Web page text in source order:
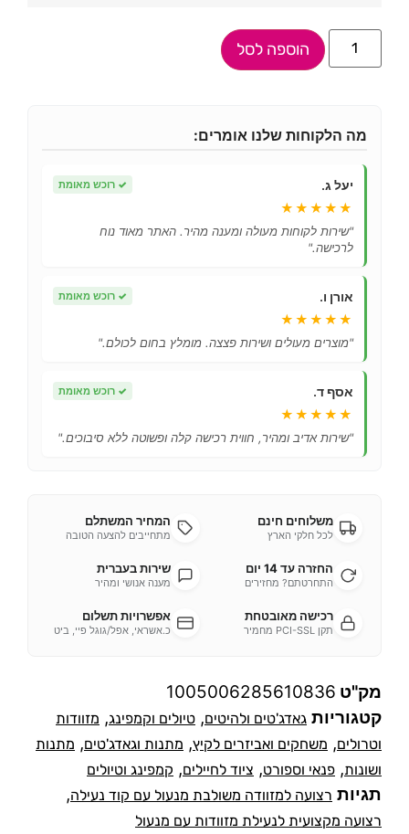
הוספה לסל
מה הלקוחות שלנו אומרים:
יעל ג. ✓ רוכש מאומת
★★★★★
"שירות לקוחות מעולה ומענה מהיר. האתר מאוד נוח
לרכישה."
אורן ו. ✓ רוכש מאומת
★★★★★
"מוצרים מעולים ושירות פצצה. מומלץ בחום לכולם."
אסף ד. ✓ רוכש מאומת
★★★★★
"שירות אדיב ומהיר, חווית רכישה קלה ופשוטה ללא סיבוכים."
משלוחים חינם
לכל חלקי הארץ
המחיר המשתלם
מתחייבים להצעה הטובה
החזרה עד 14 יום
התחרטתם? מחזירים
שירות בעברית
מענה אנושי ומהיר
רכישה מאובטחת
תקן PCI-SSL מחמיר
אפשרויות תשלום
כ.אשראי, אפל/גוגל פיי, ביט
מק"ט 1005006285610836
קטגוריות גאדג'טים ולהיטים, טיולים וקמפינג, מזוודות
וטרולים, משחקים ואביזרים לקיץ, מתנות וגאדג'טים, מתנות
ושונות, פנאי וספורט, ציוד לחיילים, קמפינג וטיולים
תגיות רצועה למזוודה משולבת מנעול עם קוד נעילה,
רצועה מקצועית לנעילת מזוודות עם מנעול